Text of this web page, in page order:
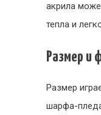
акрила
тепла и
Размер и
Размер
шарфа-